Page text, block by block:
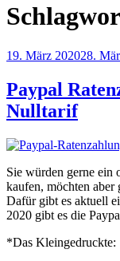
Veröffentlicht
19. März 202028.
Paypal
Nulltarif
Sie würden gerne ein
kaufen, möchten aber
Dafür gibt es aktuell
2020 gibt es die
*Das Kleingedruckte: